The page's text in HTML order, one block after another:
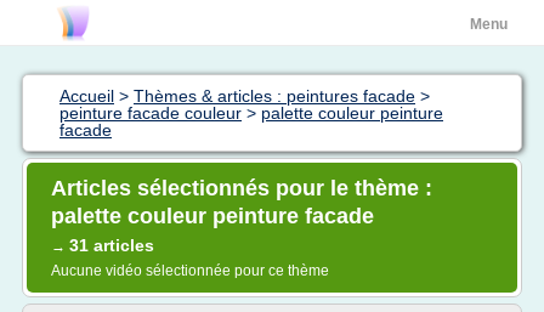
Menu
Accueil > Thèmes & articles : peintures facade >
peinture facade couleur > palette couleur peinture
facade
Articles sélectionnés pour le thème :
palette couleur peinture facade
→ 31 articles
Aucune vidéo sélectionnée pour ce thème